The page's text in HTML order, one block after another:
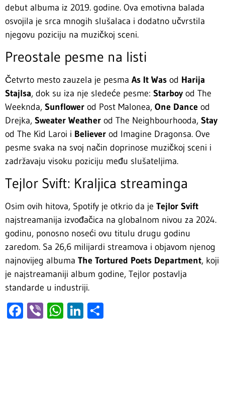
debut albuma iz 2019. godine. Ova emotivna balada
osvojila je srca mnogih slušalaca i dodatno učvrstila
njegovu poziciju na muzičkoj sceni.
Preostale pesme na listi
Četvrto mesto zauzela je pesma As It Was od Harija
Stajlsa, dok su iza nje sledeće pesme: Starboy od The
Weeknda, Sunflower od Post Malonea, One Dance od
Drejka, Sweater Weather od The Neighbourhooda, Stay
od The Kid Laroi i Believer od Imagine Dragonsa. Ove
pesme svaka na svoj način doprinose muzičkoj sceni i
zadržavaju visoku poziciju među slušateljima.
Tejlor Svift: Kraljica streaminga
Osim ovih hitova, Spotify je otkrio da je Tejlor Svift
najstreamanija izvođačica na globalnom nivou za 2024.
godinu, ponosno noseći ovu titulu drugu godinu
zaredom. Sa 26,6 milijardi streamova i objavom njenog
najnovijeg albuma The Tortured Poets Department, koji
je najstreamaniji album godine, Tejlor postavlja
standarde u industriji.
Facebook
ViberWhatsApp
LinkedIn